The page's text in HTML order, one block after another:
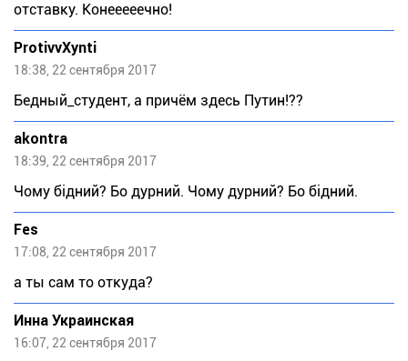
отставку. Конееееечно!
ProtivvXynti
18:38, 22 сентября 2017
Бедный_студент, а причём здесь Путин!??
akontra
18:39, 22 сентября 2017
Чому бідний? Бо дурний. Чому дурний? Бо бідний.
Fes
17:08, 22 сентября 2017
а ты сам то откуда?
Инна Украинская
16:07, 22 сентября 2017